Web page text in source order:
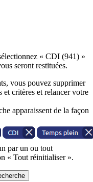
« CDI (941) »
seront restituées.
vous pouvez supprimer
et critères et relancer votre
apparaissent de la façon
par un ou tout
« Tout réinitialiser ».